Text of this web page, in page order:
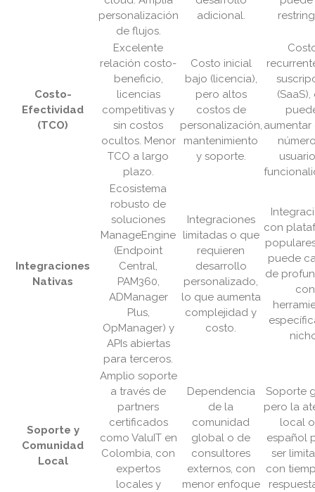
personalización
de flujos.
adicional.
Costo-
Efectividad
(TCO)
Excelente
relación costo-
beneficio,
licencias
competitivas y
sin costos
ocultos. Menor
TCO a largo
plazo.
Costo inicial
bajo (licencia),
pero altos
costos de
personalización,
mantenimiento
y soporte.
Integraciones
Nativas
Ecosistema
robusto de
soluciones
ManageEngine
(Endpoint
Central,
PAM360,
ADManager
Plus,
OpManager) y
APIs abiertas
para terceros.
Integraciones
limitadas o que
requieren
desarrollo
personalizado,
lo que aumenta
complejidad y
costo.
con
puede
de
con
Soporte y
Comunidad
Local
Amplio soporte
a través de
partners
certificados
como ValuIT en
Colombia, con
expertos
locales y
Dependencia
de la
comunidad
global o de
consultores
externos, con
menor enfoque
Soporte
pero la
local
español
ser
con